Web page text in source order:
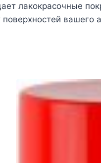
лакокрасочные
вашего